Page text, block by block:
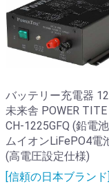
バッテリー充電器
未来舎 POWER TITE
CH-1225GFQ (鉛電
ムイオンLiFePO4電
(高電圧設定仕様)
[信頼の日本ブラン